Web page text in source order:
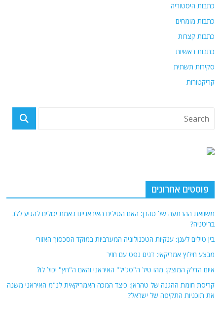
כתבות היסטוריה
כתבות מומחים
כתבות קצרות
כתבות ראשיות
סקירות תשתית
קריקטורות
פוסטים אחרונים
משוואת ההרתעה של טהרן: האם הטילים האיראניים באמת יכולים להגיע ללב
בריטניה?
בין טילים לענן: ענקיות הטכנולוגיה המערביות במוקד הסכסוך האזורי
מבצע חילוץ אמריקאי: דגים נפט עם חזיר
איום הדלק המוצק: מהו טיל ה"סג'יל" האיראני והאם ה"חץ" יכול לו?
קריסת חומת ההגנה של טהראן: כיצד המכה האמריקאית לנ"מ האיראני משנה
את תוכניות התקיפה של ישראל?